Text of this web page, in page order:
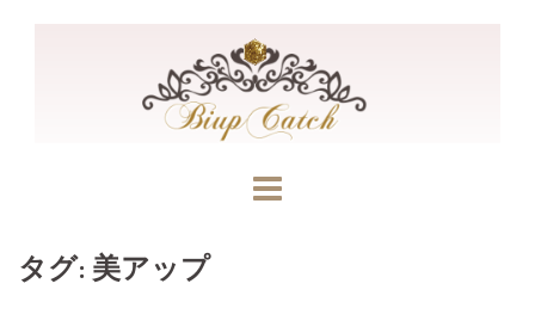
タグ: 美アップ